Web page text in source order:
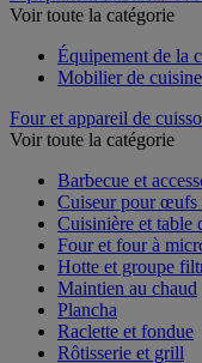
Équipement de
Équipement de la
Four et appareil de cuisson
Barbecue et
Cuiseur pour œufs
Cuisinière et table
Four et four à
Hotte et groupe
Maintien au chaud
Plancha
Raclette et fondue